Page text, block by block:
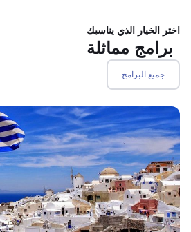
اختر الخيار الذي يناسبك
برامج مماثلة